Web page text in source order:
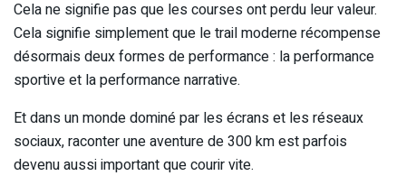
Cela ne signifie pas que les courses ont perdu leur valeur.
Cela signifie simplement que le trail moderne récompense
désormais deux formes de performance : la performance
sportive et la performance narrative.
Et dans un monde dominé par les écrans et les réseaux
sociaux, raconter une aventure de 300 km est parfois
devenu aussi important que courir vite.